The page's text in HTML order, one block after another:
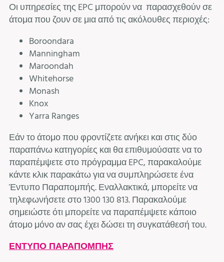
Οι υπηρεσίες της EPC μπορούν να παρασχεθούν σε
άτομα που ζουν σε μια από τις ακόλουθες περιοχές:
Boroondara
Manningham
Maroondah
Whitehorse
Monash
Knox
Yarra Ranges
Εάν το άτομο που φροντίζετε ανήκει και στις δύο
παραπάνω κατηγορίες και θα επιθυμούσατε να το
παραπέμψετε στο πρόγραμμα EPC, παρακαλούμε
κάντε κλικ παρακάτω για να συμπληρώσετε ένα
Έντυπο Παραπομπής. Εναλλακτικά, μπορείτε να
τηλεφωνήσετε στο 1300 130 813. Παρακαλούμε
σημειώστε ότι μπορείτε να παραπέμψετε κάποιο
άτομο μόνο αν σας έχει δώσει τη συγκατάθεσή του.
ΕΝΤΥΠΟ ΠΑΡΑΠΟΜΠΗΣ